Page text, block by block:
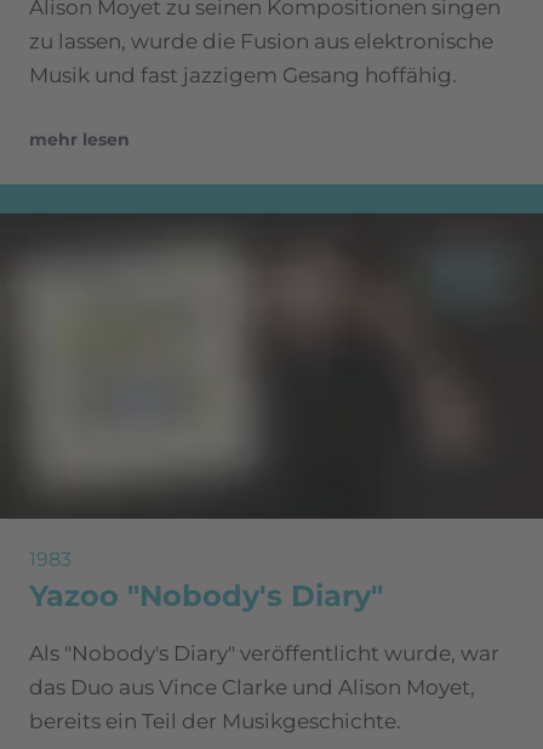
Alison Moyet zu seinen Kompositionen singen
zu lassen, wurde die Fusion aus elektronische
Musik und fast jazzigem Gesang hoffähig.
mehr lesen
1983
Yazoo "Nobody's Diary"
Als "Nobody's Diary" veröffentlicht wurde, war
das Duo aus Vince Clarke und Alison Moyet,
bereits ein Teil der Musikgeschichte.